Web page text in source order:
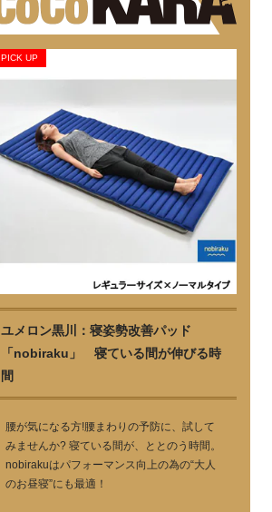
PICK UP
ユメロン黒川：寝姿勢改善パッド
「nobiraku」 寝ている間が伸びる時
間
腰が気になる方!腰まわりの予防に、試して
みませんか? 寝ている間が、ととのう時間。
nobirakuはパフォーマンス向上の為の“大人
のお昼寝”にも最適！